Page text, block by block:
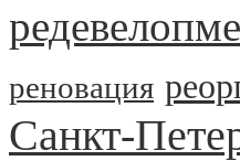
реновация
Санкт-